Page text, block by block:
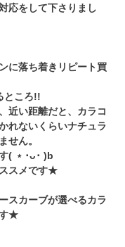
応をして下さりまし
に落ち着きリピート買
ところ!!
近い距離だと、カラコ
れないくらいナチュラ
せん。
( ﹡･ᴗ･ )b
スメです★
スカーブが選べるカラ
す★